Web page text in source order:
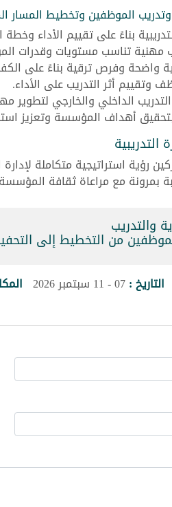
الموظفين وتخطيط المسار
بناءً على تقييم الأداء وخطة
مهنية تناسب مستويات وقدرات
واضحة وفرص ترقية بناءً على
وتقييم أثر التدريب على الأداء.
الداخلي والخارجي لتطوير
أهداف المؤسسة وتعزيز
رؤية استراتيجية متكاملة
بمرونة مع مراعاة ثقافة
والتدريب
من التخطيط إلى التحفيز والتطوير
التاريخ :07 - 11 سبتمبر 2026